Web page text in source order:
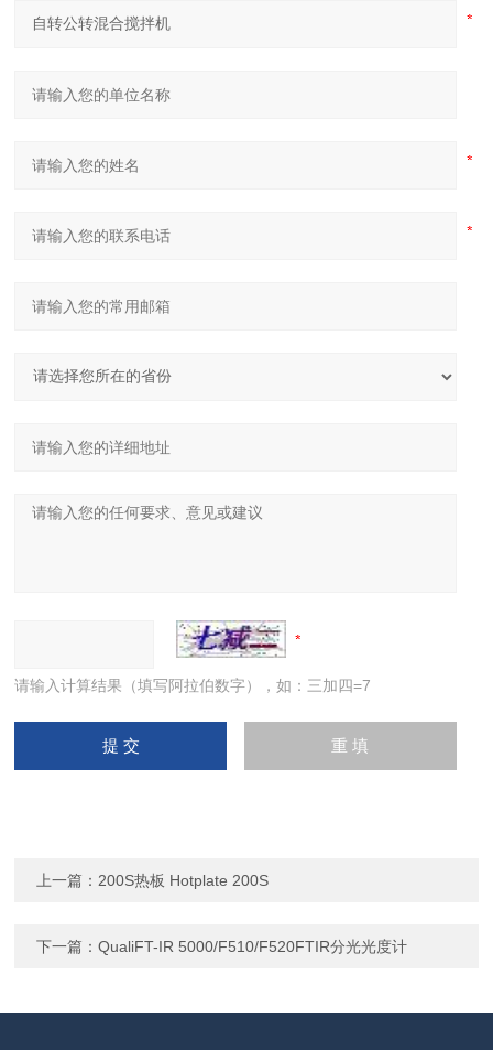
请输入计算结果（填写阿拉伯数字），如：三加四=7
上一篇： 200S热板 Hotplate 200S
下一篇：QualiFT-IR 5000/F510/F520FTIR分光光度计